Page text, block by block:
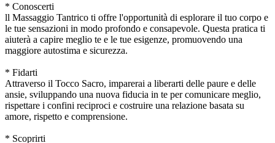
* Conoscerti
ll Massaggio Tantrico ti offre l'opportunità di esplorare il tuo corpo e
le tue sensazioni in modo profondo e consapevole. Questa pratica ti
aiuterà a capire meglio te e le tue esigenze, promuovendo una
maggiore autostima e sicurezza.
* Fidarti
Attraverso il Tocco Sacro, imparerai a liberarti delle paure e delle
ansie, sviluppando una nuova fiducia in te per comunicare meglio,
rispettare i confini reciproci e costruire una relazione basata su
amore, rispetto e comprensione.
* Scoprirti